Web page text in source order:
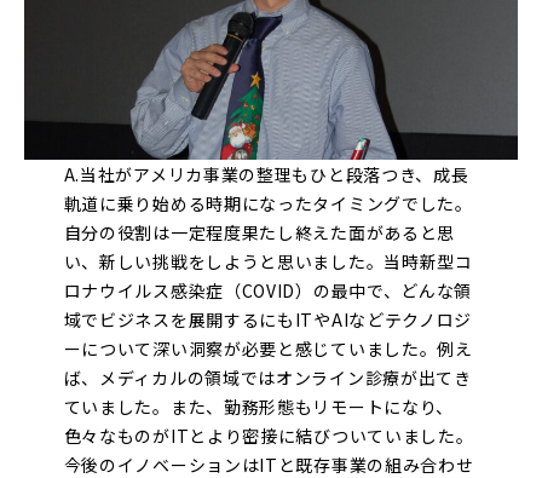
A.当社がアメリカ事業の整理もひと段落つき、成長
軌道に乗り始める時期になったタイミングでした。
自分の役割は一定程度果たし終えた面があると思
い、新しい挑戦をしようと思いました。当時新型コ
ロナウイルス感染症（COVID）の最中で、どんな領
域でビジネスを展開するにもITやAIなどテクノロジ
ーについて深い洞察が必要と感じていました。例え
ば、メディカルの領域ではオンライン診療が出てき
ていました。また、勤務形態もリモートになり、
色々なものがITとより密接に結びついていました。
今後のイノベーションはITと既存事業の組み合わせ